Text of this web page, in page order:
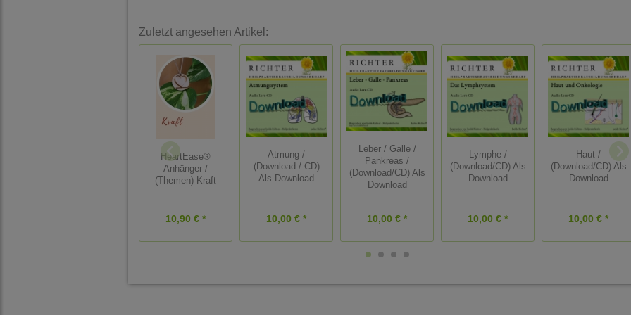
Zuletzt angesehen Artikel:
HeartEase®
Anhänger /
(Themen) Kraft
10,90 € *
Atmung /
(Download / CD)
Als Download
10,00 € *
Leber / Galle /
Pankreas /
(Download/CD) Als
Download
10,00 € *
Lymphe /
(Download/CD) Als
Download
10,00 € *
Haut /
(Download/CD) Als
Download
10,00 € *